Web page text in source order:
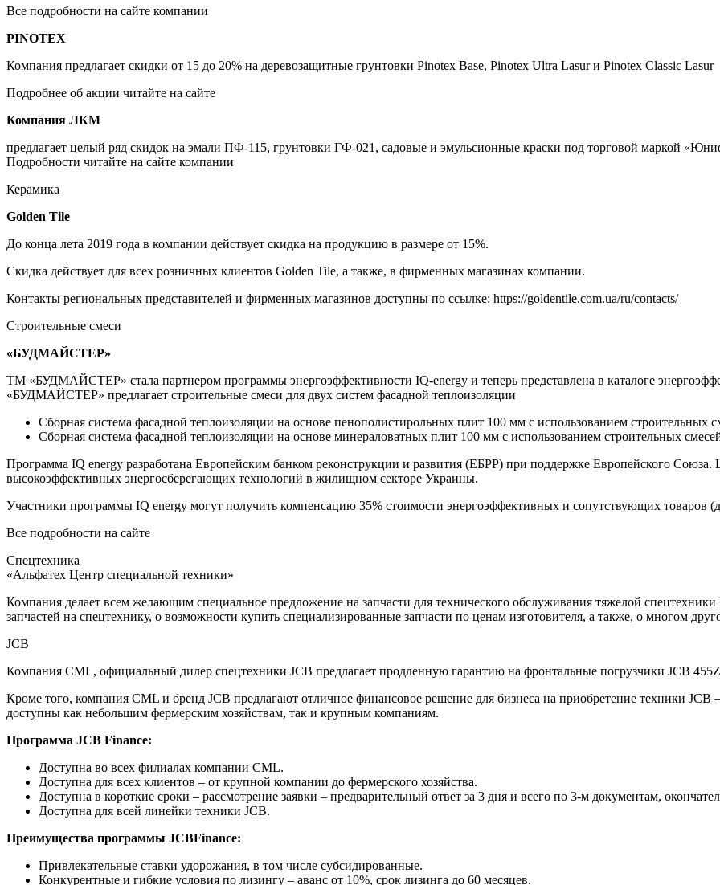
Все подробности на сайте компании
PINOTEX
Компания предлагает скидки от 15 до 20% на деревозащитные грунтовки Pinotex Base, Pinotex Ultra Lasur и Pinotex Classic Lasur
Подробнее об акции читайте на сайте
Компания ЛКМ
предлагает целый ряд скидок на эмали ПФ-115, грунтовки ГФ-021, садовые и эмульсионные краски под торговой маркой
Подробности читайте на сайте компании
Керамика
Golden Tile
До конца лета 2019 года в компании действует скидка на продукцию в размере от 15%.
Скидка действует для всех розничных клиентов Golden Tile, а также, в фирменных магазинах компании.
Контакты региональных представителей и фирменных магазинов доступны по ссылке: https://goldentile.com.ua/ru/contacts/
Строительные смеси
«БУДМАЙСТЕР»
ТМ «БУДМАЙСТЕР» стала партнером программы энергоэффективности IQ-energy и теперь представлена в каталоге
«БУДМАЙСТЕР» предлагает строительные смеси для двух систем фасадной теплоизоляции
Сборная система фасадной теплоизоляции на основе пенополистирольных плит 100 мм с использованием
Сборная система фасадной теплоизоляции на основе минераловатных плит 100 мм с использованием строительных
Программа IQ energy разработана Европейским банком реконструкции и развития (ЕБРР) при поддержке Европейского
высокоэффективных энергосберегающих технологий в жилищном секторе Украины.
Участники программы IQ energy могут получить компенсацию 35% стоимости энергоэффективных и сопутствующих товаров
Все подробности на сайте
Спецтехника
«Альфатех Центр специальной техники»
Компания делает всем желающим специальное предложение на запчасти для технического обслуживания тяжелой
запчастей на спецтехнику, о возможности купить специализированные запчасти по ценам изготовителя, а также, о многом
JCB
Компания CML, официальный дилер спецтехники JCB предлагает продленную гарантию на фронтальные погрузчики JCB
Кроме того, компания CML и бренд JCB предлагают отличное финансовое решение для бизнеса на приобретение техники
доступны как небольшим фермерским хозяйствам, так и крупным компаниям.
Программа JCB Finance:
Доступна во всех филиалах компании CML.
Доступна для всех клиентов – от крупной компании до фермерского хозяйства.
Доступна в короткие сроки – рассмотрение заявки – предварительный ответ за 3 дня и всего по 3-м документам,
Доступна для всей линейки техники JCB.
Преимущества программы JCBFinance:
Привлекательные ставки удорожания, в том числе субсидированные.
Конкурентные и гибкие условия по лизингу – аванс от 10%, срок лизинга до 60 месяцев.